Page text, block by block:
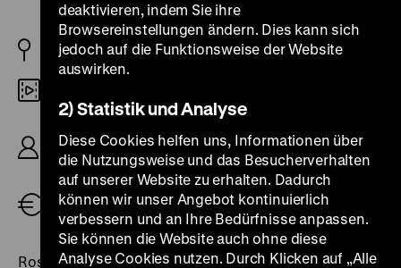
BRD 1973
Alexandra Kluge, Bion Steinborn, Sylvia
Gartmann, Traugott Buhre, 89‘
Tickets
Roswitha ist Ende zwanzig, Mutter dreier Kinder und
deaktivieren, indem Sie ihre
Browsereinstellungen ändern. Dies kann sich
jedoch auf die Funktionsweise der Website
auswirken.
2) Statistik und Analyse
Diese Cookies helfen uns, Informationen über
die Nutzungsweise und das Besucherverhalten
auf unserer Website zu erhalten. Dadurch
können wir unser Angebot kontinuierlich
verbessern und an Ihre Bedürfnisse anpassen.
Sie können die Website auch ohne diese
Analyse Cookies nutzen. Durch Klicken auf „Alle